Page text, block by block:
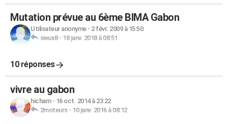
Mutation prévue au 6ème BIMA Gabon
Utilisateur anonyme- 2 févr. 2009 à 15:50
sieux8- 18 janv. 2018 à 08:51
10 réponses
vivre au gabon
hicham- 16 oct. 2014 à 23:22
2moteurs- 10 janv. 2016 à 08:12